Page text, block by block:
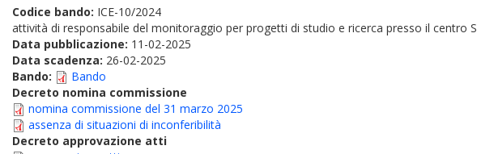
Codice bando: ICE-10/2024
attività di responsabile del monitoraggio per progetti di studio e ricerca presso il centro
Data pubblicazione: 11-02-2025
Data scadenza: 26-02-2025
Bando:
Bando
Decreto nomina commissione
nomina commissione del 31 marzo 2025
assenza di situazioni di inconferibilità
Decreto approvazione atti